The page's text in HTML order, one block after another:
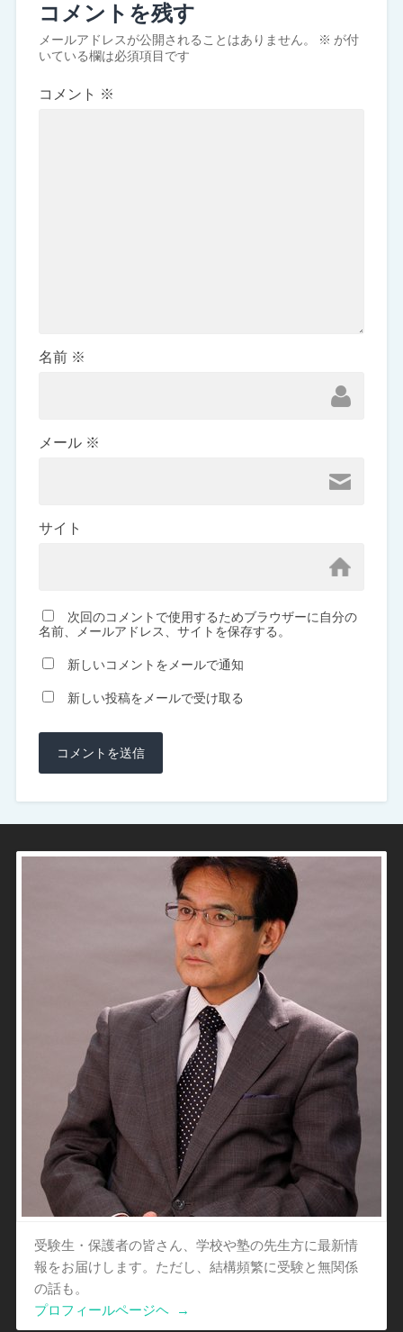
コメントを残す
メールアドレスが公開されることはありません。 ※ が付
いている欄は必須項目です
コメント ※
名前 ※
メール ※
サイト
次回のコメントで使用するためブラウザーに自分の
名前、メールアドレス、サイトを保存する。
新しいコメントをメールで通知
新しい投稿をメールで受け取る
受験生・保護者の皆さん、学校や塾の先生方に最新情
報をお届けします。ただし、結構頻繁に受験と無関係
の話も。
プロフィールページヘ
→